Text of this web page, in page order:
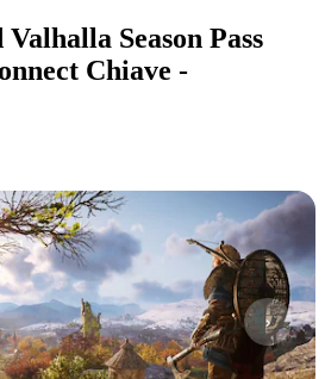
Season Pass
Chiave -